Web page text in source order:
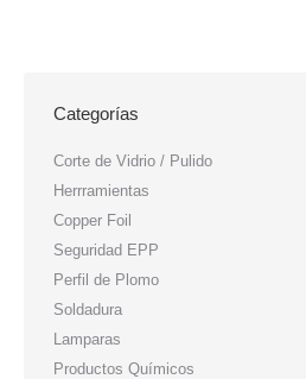
Categorías
Corte de Vidrio / Pulido
Herrramientas
Copper Foil
Seguridad EPP
Perfil de Plomo
Soldadura
Lamparas
Productos Químicos